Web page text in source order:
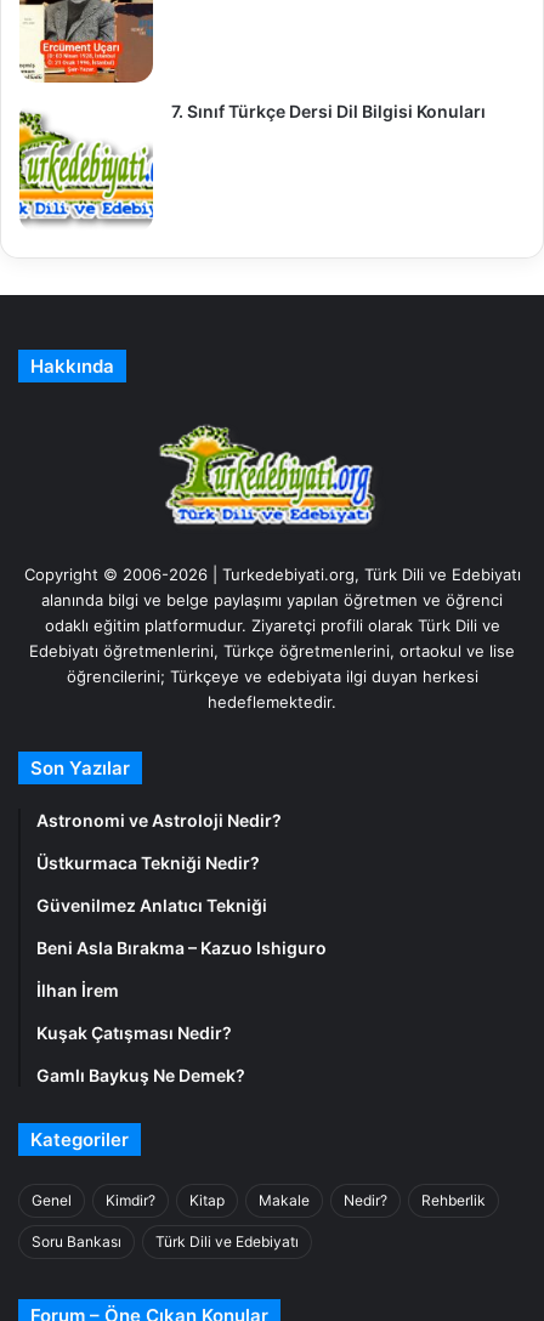
7. Sınıf Türkçe Dersi Dil Bilgisi Konuları
Hakkında
Copyright © 2006-2026 | Turkedebiyati.org, Türk Dili ve Edebiyatı
alanında bilgi ve belge paylaşımı yapılan öğretmen ve öğrenci
odaklı eğitim platformudur. Ziyaretçi profili olarak Türk Dili ve
Edebiyatı öğretmenlerini, Türkçe öğretmenlerini, ortaokul ve lise
öğrencilerini; Türkçeye ve edebiyata ilgi duyan herkesi
hedeflemektedir.
Son Yazılar
Astronomi ve Astroloji Nedir?
Üstkurmaca Tekniği Nedir?
Güvenilmez Anlatıcı Tekniği
Beni Asla Bırakma – Kazuo Ishiguro
İlhan İrem
Kuşak Çatışması Nedir?
Gamlı Baykuş Ne Demek?
Kategoriler
Genel Kimdir? Kitap Makale Nedir? Rehberlik
Soru Bankası Türk Dili ve Edebiyatı
Forum – Öne Çıkan Konular